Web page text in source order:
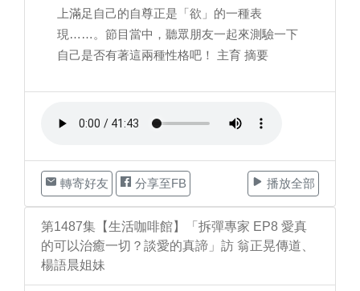
上滿足自己的自尊正是「欲」的一種表
現……。節目當中，聽眾朋友一起來測驗一下
自己是否有著這兩種性格吧！ 主育 摘要
轉寄好友 分享至FB 播放全部
第1487集【生活咖啡館】「拆彈專家 EP8 愛真
的可以治癒一切？談愛的真諦」訪 翁正晃傳道、
楊語晨姐妹